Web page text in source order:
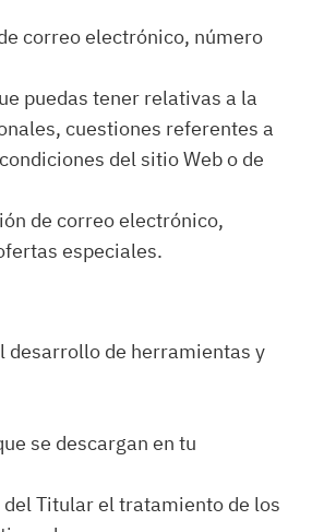
correo electrónico, número
puedas tener relativas a la
cuestiones referentes a
del sitio Web o de
de correo electrónico,
especiales.
desarrollo de herramientas y
se descargan en tu
Titular el tratamiento de los